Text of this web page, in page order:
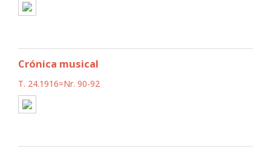
Crónica musical
T. 24.1916=Nr. 90-92